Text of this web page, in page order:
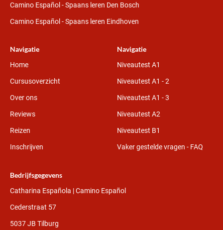
Camino Español - Spaans leren Den Bosch
Camino Español - Spaans leren Eindhoven
Navigatie
Home
Cursusoverzicht
Over ons
Reviews
Reizen
Inschrijven
Navigatie
Niveautest A1
Niveautest A1 - 2
Niveautest A1 - 3
Niveautest A2
Niveautest B1
Vaker gestelde vragen - FAQ
Bedrijfsgegevens
Catharina Española | Camino Español
Cederstraat 57
5037 JB Tilburg